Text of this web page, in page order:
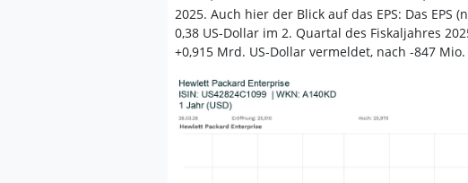
2025. Auch hier der Blick auf das EPS: Das EPS
0,38 US-Dollar im 2. Quartal des Fiskaljahres
+0,915 Mrd. US-Dollar vermeldet, nach -847